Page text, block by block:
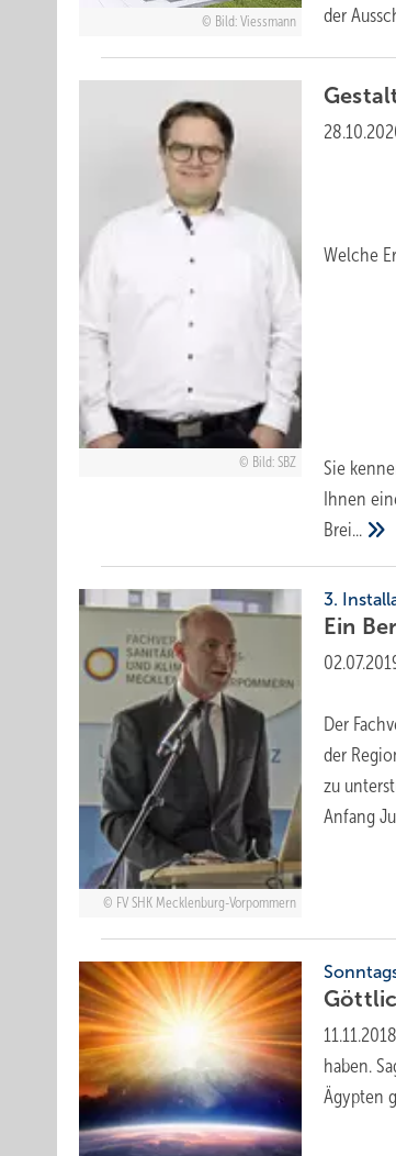
Bild: Viessmann
der
Bild: SBZ
Welche
Sie
Ihnen
Brei...
FV SHK Mecklenburg-Vorpommern
3.
Ein
Der
der
zu
Anfang
11.11.2018
haben.
Ägypten